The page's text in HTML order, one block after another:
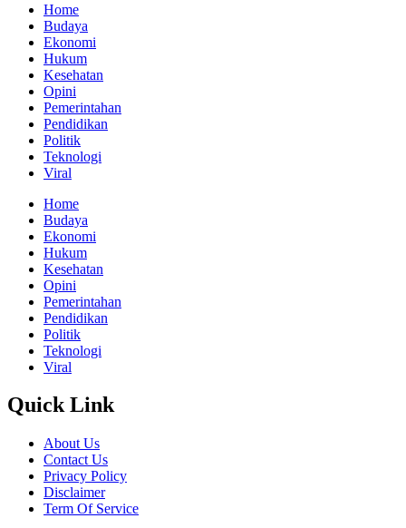
Home
Budaya
Ekonomi
Hukum
Kesehatan
Opini
Pemerintahan
Pendidikan
Politik
Teknologi
Viral
Home
Budaya
Ekonomi
Hukum
Kesehatan
Opini
Pemerintahan
Pendidikan
Politik
Teknologi
Viral
Quick Link
About Us
Contact Us
Privacy Policy
Disclaimer
Term Of Service